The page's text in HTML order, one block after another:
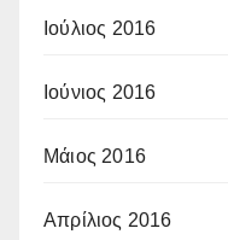
Ιούλιος 2016
Ιούνιος 2016
Μάιος 2016
Απρίλιος 2016